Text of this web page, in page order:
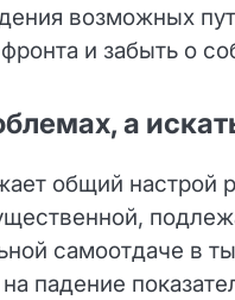
возможных
и забыть о
а
общий настрой
самоотдаче в
падение